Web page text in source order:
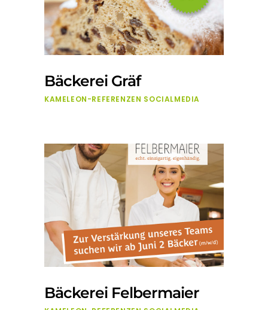
Bäckerei Gräf
KAMELEON-REFERENZEN SOCIALMEDIA
Bäckerei Felbermaier